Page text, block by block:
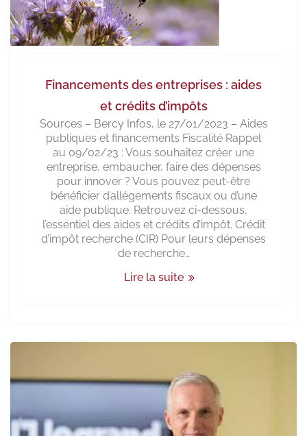
Financements des entreprises : aides
et crédits d’impôts
Sources – Bercy Infos, le 27/01/2023 – Aides
publiques et financements Fiscalité Rappel
au 09/02/23 : Vous souhaitez créer une
entreprise, embaucher, faire des dépenses
pour innover ? Vous pouvez peut-être
bénéficier d’allégements fiscaux ou d’une
aide publique. Retrouvez ci-dessous,
l’essentiel des aides et crédits d’impôt. Crédit
d’impôt recherche (CIR) Pour leurs dépenses
de recherche…
Lire la suite